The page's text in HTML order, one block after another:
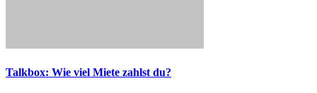
Talkbox: Wie viel Miete zahlst du?